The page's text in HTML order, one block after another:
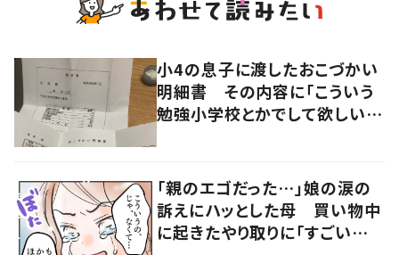
小4の息子に渡したおこづかい
明細書 その内容に「こういう
勉強小学校とかでして欲しい」
「親のエゴだった…」娘の涙の
訴えにハッとした母 買い物中
に起きたやり取りに「すごい分